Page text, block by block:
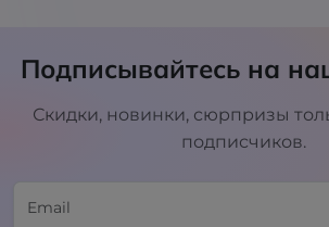
Подписывайтесь на
Скидки, новинки, сюрпризы
подписчиков.